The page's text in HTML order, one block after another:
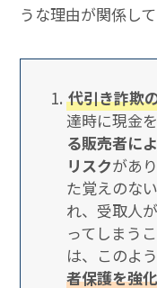
うな理由が関係して
代引き詐欺
達時に現金
る販売者に
リスクがあ
た覚えのな
れ、受取人
ってしまう
は、このよ
者保護を強